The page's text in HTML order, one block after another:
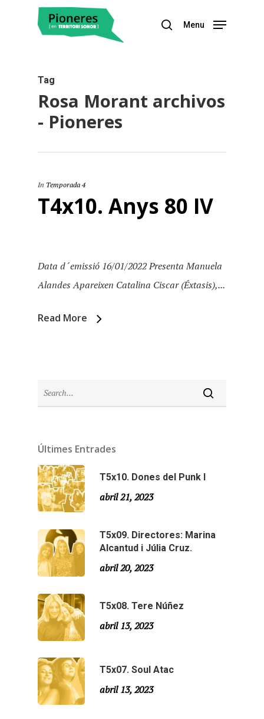
Menu
Tag
Rosa Morant archivos
- Pioneres
In Temporada 4
T4x10. Anys 80 IV
Data d´emissió 16/01/2022 Presenta Manuela
Alandes Apareixen Catalina Ciscar (Éxtasis),...
Read More
Últimes Entrades
T5x10. Dones del Punk I
abril 21, 2023
T5x09. Directores: Marina
Alcantud i Júlia Cruz.
abril 20, 2023
T5x08. Tere Núñez
abril 13, 2023
T5x07. Soul Atac
abril 13, 2023
Temporades
Especial Estiu
Monty Peiró